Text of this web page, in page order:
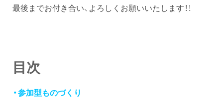
最後までお付き合い、よろしくお願いいたします！！
目次
・参加型ものづくり